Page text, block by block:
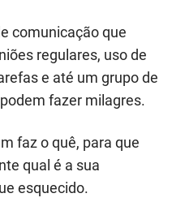
comunicação que
regulares, uso de
e até um grupo de
fazer milagres.
faz o quê, para que
qual é a sua
esquecido.